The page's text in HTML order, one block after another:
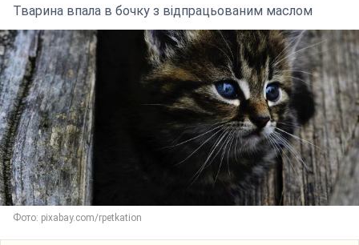
Тварина впала в бочку з відпрацьованим маслом
Фото: pixabay.com/rpetkation